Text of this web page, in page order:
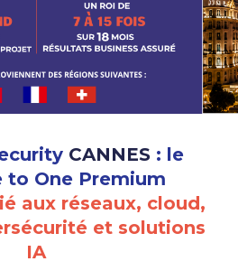
CANNES : le
to One Premium
aux réseaux, cloud,
et solutions
IA